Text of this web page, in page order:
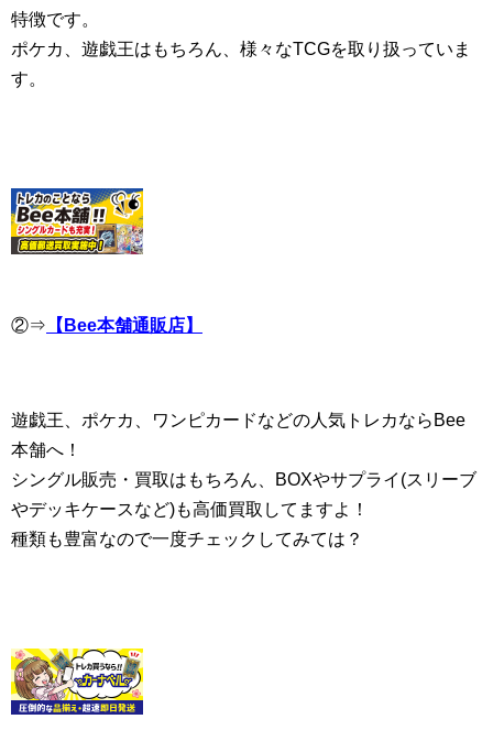
特徴です。
ポケカ、遊戯王はもちろん、様々なTCGを取り扱っていま
す。
②⇒ 【Bee本舗通販店】
遊戯王、ポケカ、ワンピカードなどの人気トレカならBee
本舗へ！
シングル販売・買取はもちろん、BOXやサプライ(スリーブ
やデッキケースなど)も高価買取してますよ！
種類も豊富なので一度チェックしてみては？